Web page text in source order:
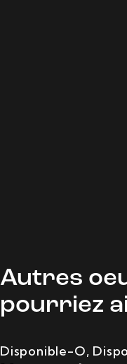
Autres
pourriez
Disponible-O,